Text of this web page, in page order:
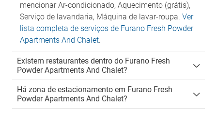
mencionar Ar-condicionado, Aquecimento (grátis),
Serviço de lavandaria, Máquina de lavar-roupa. Ver
lista completa de serviços de Furano Fresh Powder
Apartments And Chalet.
Existem restaurantes dentro do Furano Fresh
Powder Apartments And Chalet?
Há zona de estacionamento em Furano Fresh
Powder Apartments And Chalet?